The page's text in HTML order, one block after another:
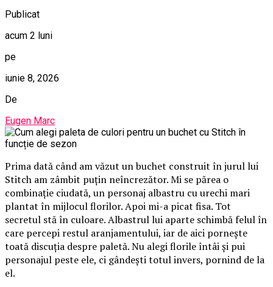
Publicat
acum 2 luni
pe
iunie 8, 2026
De
Eugen Marc
Prima dată când am văzut un buchet construit în jurul lui
Stitch am zâmbit puțin neîncrezător. Mi se părea o
combinație ciudată, un personaj albastru cu urechi mari
plantat în mijlocul florilor. Apoi mi-a picat fisa. Tot
secretul stă în culoare. Albastrul lui aparte schimbă felul în
care percepi restul aranjamentului, iar de aici pornește
toată discuția despre paletă. Nu alegi florile întâi și pui
personajul peste ele, ci gândești totul invers, pornind de la
el.